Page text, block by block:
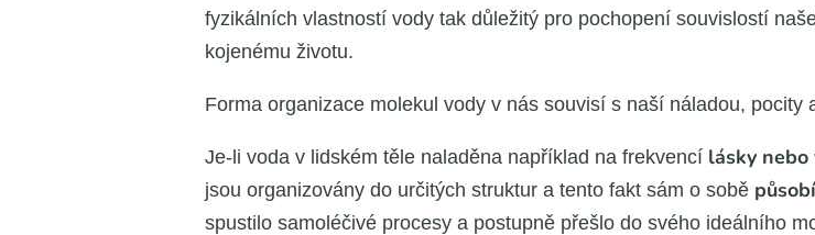
fyzi­kál­ních vlast­nos­tí vody tak důle­ži­tý pro pocho­pe­ní sou­vis­los­tí
ko­je­né­mu živo­tu.
For­ma orga­ni­za­ce mole­kul vody v nás sou­vi­sí s naší nála­dou, poci­ty
Je-li voda v lid­ském těle nala­dě­na napří­klad na frek­ven­cí lás­ky
jsou orga­ni­zo­vá­ny do urči­tých struk­tur a ten­to fakt sám o sobě
spus­ti­lo samo­lé­či­vé pro­ce­sy a postup­ně pře­šlo do své­ho ide­ál­ní­ho